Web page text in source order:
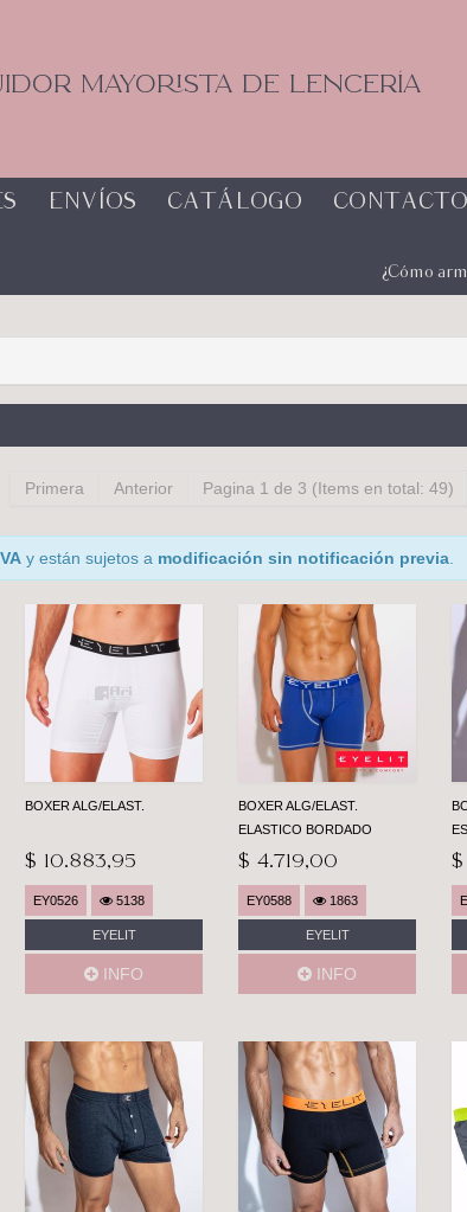
MAYORISTA DE LENCERÍA
ENVÍOS CATÁLOGO CONTACTO
¿Cómo
Primera Anterior Pagina 1 de 3 (Items en total: 49)
y están sujetos a modificación sin notificación previa.
BOXER ALG/ELAST.
$ 10.883,95
EY0526 5138
EYELIT
INFO
BOXER ALG/ELAST.
ELASTICO BORDADO
$ 4.719,00
EY0588 1863
EYELIT
INFO
$